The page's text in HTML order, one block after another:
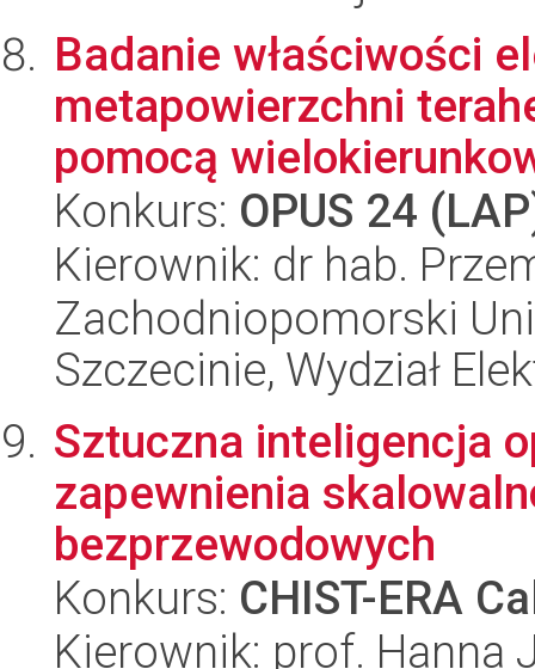
Badanie właściwości
metapowierzchni
pomocą
Konkurs: OPUS 24
Kierownik: dr hab.
Zachodniopomorski
Szczecinie, Wydział
Sztuczna inteligencja
zapewnienia
bezprzewodowych
Konkurs: CHIST-ERA
Kierownik: prof. Hanna